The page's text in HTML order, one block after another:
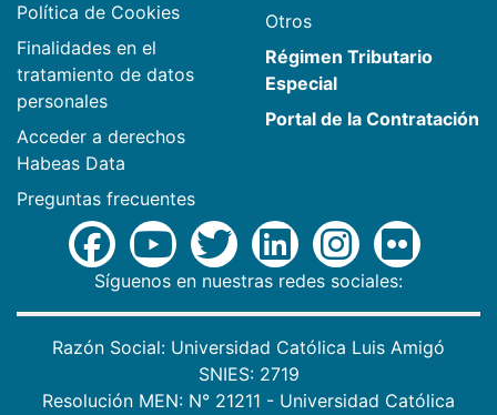
Política de Cookies
Finalidades en el
tratamiento de datos
personales
Acceder a derechos
Habeas Data
Preguntas frecuentes
Otros
Régimen Tributario
Especial
Portal de la Contratación
Síguenos en nuestras redes sociales:
Razón Social: Universidad Católica Luis Amigó
SNIES: 2719
Resolución MEN: N° 21211 - Universidad Católica